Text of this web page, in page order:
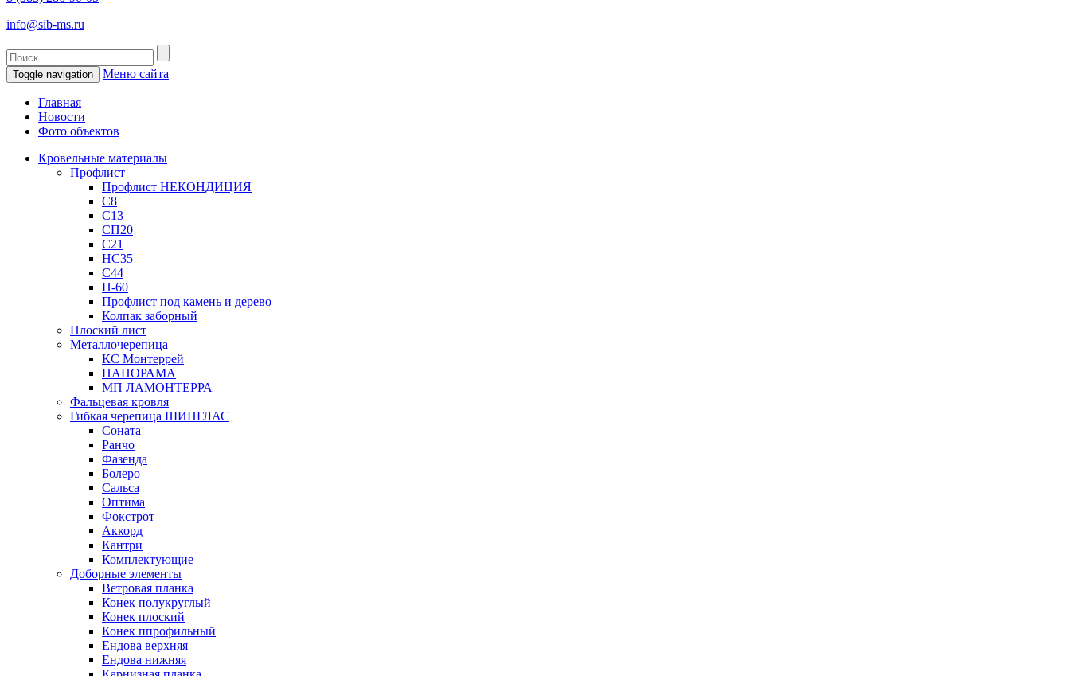
info@sib-ms.ru
Toggle navigation Меню сайта
Главная
Новости
Фото объектов
Кровельные материалы
Профлист
Профлист НЕКОНДИЦИЯ
С8
С13
СП20
С21
НС35
С44
Н-60
Профлист под камень и дерево
Колпак заборный
Плоский лист
Металлочерепица
КС Монтеррей
ПАНОРАМА
МП ЛАМОНТЕРРА
Фальцевая кровля
Гибкая черепица ШИНГЛАС
Соната
Ранчо
Фазенда
Болеро
Сальса
Оптима
Фокстрот
Аккорд
Кантри
Комплектующие
Доборные элементы
Ветровая планка
Конек полукруглый
Конек плоский
Конек ппрофильный
Ендова верхняя
Ендова нижняя